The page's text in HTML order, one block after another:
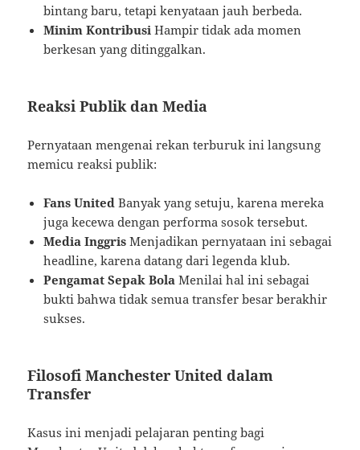
bintang baru, tetapi kenyataan jauh berbeda.
Minim Kontribusi Hampir tidak ada momen
berkesan yang ditinggalkan.
Reaksi Publik dan Media
Pernyataan mengenai rekan terburuk ini langsung
memicu reaksi publik:
Fans United Banyak yang setuju, karena mereka
juga kecewa dengan performa sosok tersebut.
Media Inggris Menjadikan pernyataan ini sebagai
headline, karena datang dari legenda klub.
Pengamat Sepak Bola Menilai hal ini sebagai
bukti bahwa tidak semua transfer besar berakhir
sukses.
Filosofi Manchester United dalam
Transfer
Kasus ini menjadi pelajaran penting bagi